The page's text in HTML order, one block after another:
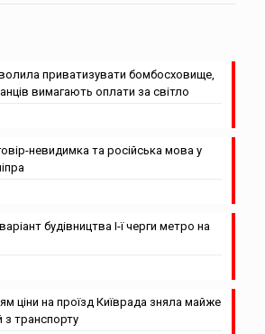
приватизувати бомбосховище,
вимагають оплати за світло
невидимка та російська мова у
будівництва І-ї черги метро на
ціни на проїзд Київрада зняла майже
з транспорту